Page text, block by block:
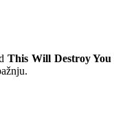
This Will Destroy You